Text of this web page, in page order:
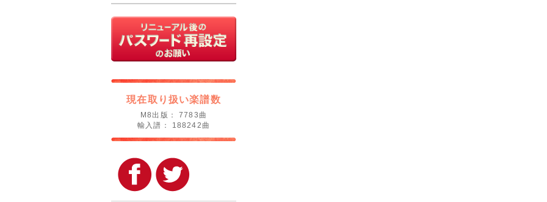
現在取り扱い楽譜数
M8出版： 7783曲
輸入譜： 188242曲